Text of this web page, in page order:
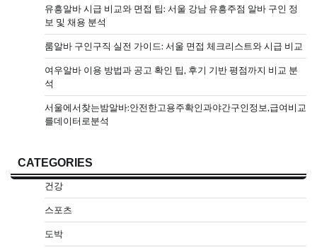
유흥알바 시급 비교와 면접 팁: 서울 강남 유흥주점 알바 구인 정
보 및 채용 분석
룸알바 구인구직 실전 가이드: 서울 면접 체크리스트와 시급 비교
여우알바 이용 방법과 공고 확인 팁, 후기 기반 평점까지 비교 분
석
서울에서찾는밤알바:안전한고용주확인과야간구인정보,급여비교
를데이터로분석
CATEGORIES
건강
스포츠
도박